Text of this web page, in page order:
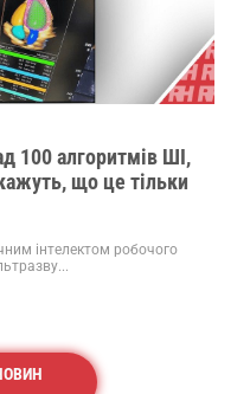
100 алгоритмів ШІ,
що це тільки
інтелектом робочого